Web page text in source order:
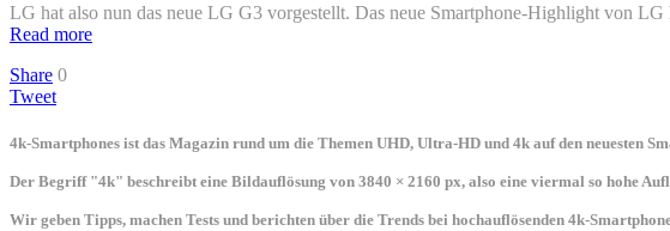
LG hat also nun das neue LG G3 vorgestellt. Das neue Smartphone-Highlight von
Read more
Share 0
Tweet
4k-Smartphones ist das Magazin rund um die Themen UHD, Ultra-HD und 4k auf den neuesten
Der Begriff "4k" beschreibt eine Bildauflösung von 3840 × 2160 px, also eine viermal so hohe
Wir geben Tipps, machen Tests und berichten über die Trends bei hochauflösenden 4k-